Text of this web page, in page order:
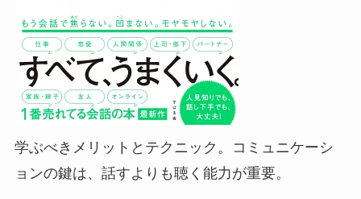
学ぶべきメリットとテクニック。コミュニケーシ
ョンの鍵は、話すよりも聴く能力が重要。